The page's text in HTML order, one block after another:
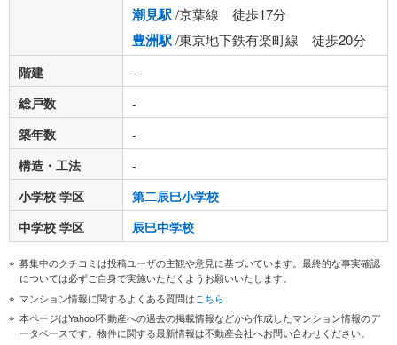
潮見駅/京葉線 徒歩17分
豊洲駅/東京地下鉄有楽町線 徒歩20分
階建
-
総戸数
-
築年数
-
構造・工法
-
小学校 学区
第二辰巳小学校
中学校 学区
辰巳中学校
募集中のクチコミは投稿ユーザの主観や意見に基づいています。最終的な事実確認
については必ずご自身で実施いただくようお願いいたします。
マンション情報に関するよくある質問はこちら
本ページはYahoo!不動産への過去の掲載情報などから作成したマンション情報のデ
ータベースです。物件に関する最新情報は不動産会社へお問い合わせください。